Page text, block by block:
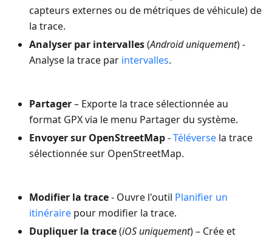
capteurs externes ou de métriques de véhicule) de
la trace.
Analyser par intervalles(Android uniquement) -
Analyse la trace par intervalles.
Partager– Exporte la trace sélectionnée au
format GPX via le menu Partager du système.
Envoyer sur OpenStreetMap-Téléverse la trace
sélectionnée sur OpenStreetMap.
Modifier la trace- Ouvre l'outil Planifier un
itinéraire pour modifier la trace.
Dupliquer la trace(iOS uniquement) – Crée et